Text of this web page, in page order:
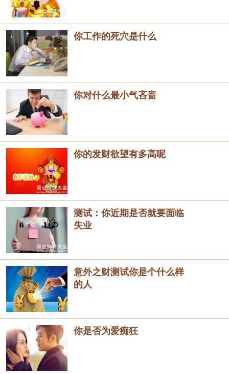
你工作的死穴是什么
你对什么最小气吝啬
你的发财欲望有多高呢
测试：你近期是否就要面临
失业
意外之财测试你是个什么样
的人
你是否为爱痴狂